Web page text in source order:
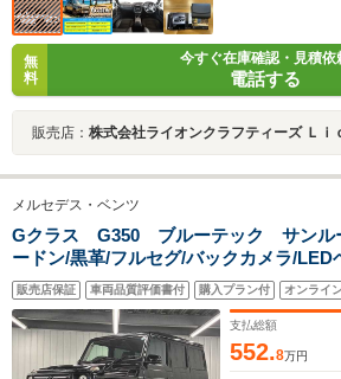
無
料
今すぐ在庫確認・見積依
電話する
販売店： 株式会社ライオンクラフティーズ Ｌｉｏｎ Ｈｅ
メルセデス・ベンツ
Gクラス G350 ブルーテック サンル
ードン/黒革/フルセグ/バックカメラ/LED
ルーズコントロール/パワーシート/シート
メモリー/ブラインドスポットモニター/パ
トライト/ETC車載器
販売店保証 車両品質評価書付 購入プラン付 オンライ
支払総額
552.8万円